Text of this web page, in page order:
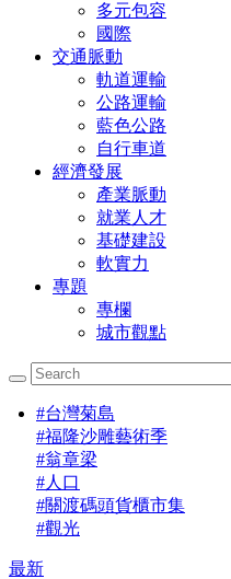
多元包容
國際
交通脈動
軌道運輸
公路運輸
藍色公路
自行車道
經濟發展
產業脈動
就業人才
基礎建設
軟實力
專題
專欄
城市觀點
#台灣菊島
#福隆沙雕藝術季
#翁章梁
#人口
#關渡碼頭貨櫃市集
#觀光
最新